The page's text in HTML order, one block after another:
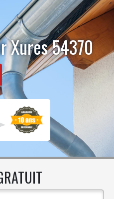
Xures 54370